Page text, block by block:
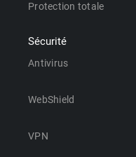
Protection totale
Sécurité
Antivirus
WebShield
VPN